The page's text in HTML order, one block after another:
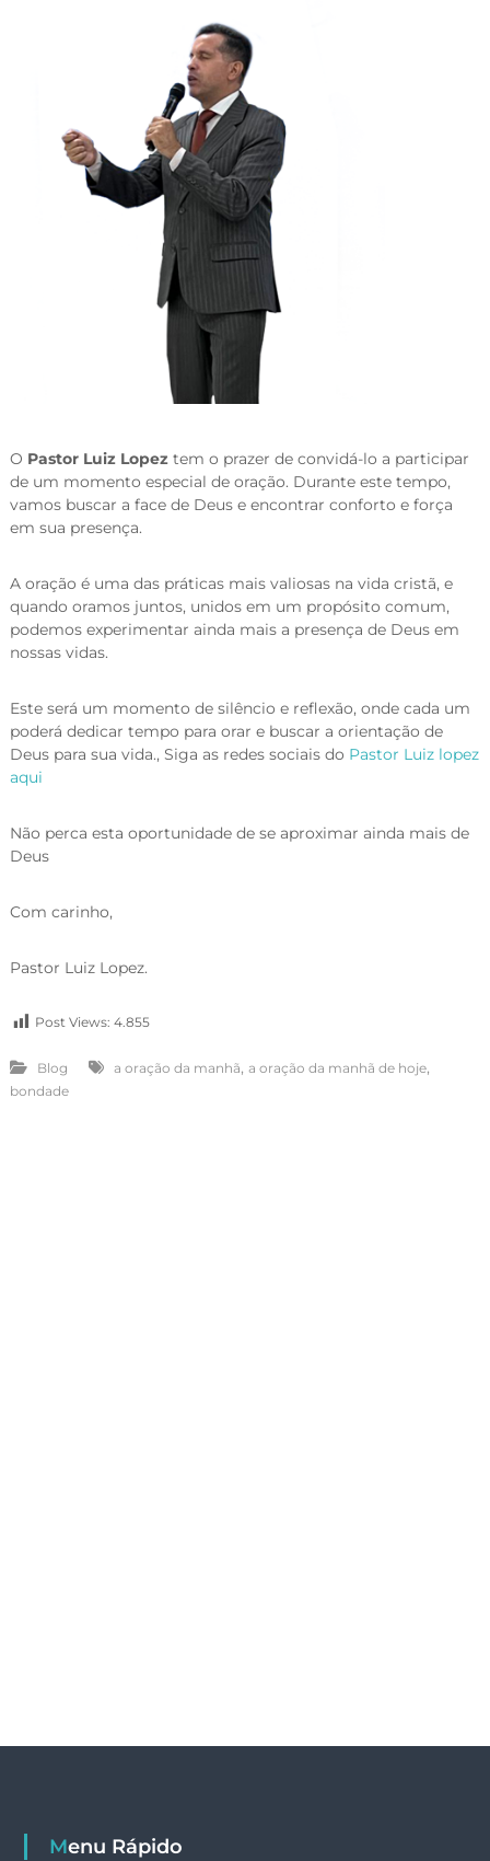
O Pastor Luiz Lopeztem o prazer de convidá-lo a participar
de um momento especial de oração. Durante este tempo,
vamos buscar a face de Deus e encontrar conforto e força
em sua presença.
A oração é uma das práticas mais valiosas na vida cristã, e
quando oramos juntos, unidos em um propósito comum,
podemos experimentar ainda mais a presença de Deus em
nossas vidas.
Este será um momento de silêncio e reflexão, onde cada um
poderá dedicar tempo para orar e buscar a orientação de
Deus para sua vida., Siga as redes sociais do Pastor Luiz lopez
aqui
Não perca esta oportunidade de se aproximar ainda mais de
Deus
Com carinho,
Pastor Luiz Lopez.
Post Views: 4.855
Blog a oração da manhã, a oração da manhã de hoje,
bondade
Menu Rápido